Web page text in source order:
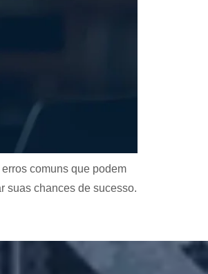
comuns que podem
suas chances de sucesso.